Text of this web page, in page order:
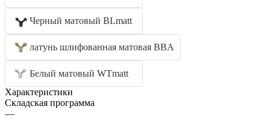
Черный матовый BLmatt
латунь шлифованная матовая BBA
Белый матовый WTmatt
Характеристики
Складская программа
—